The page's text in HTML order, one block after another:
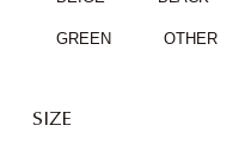
GREEN OTHER
SIZE